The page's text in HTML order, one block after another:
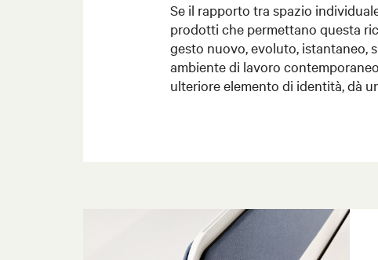
Se il rapporto tra spazio
prodotti che permettano questa
gesto nuovo, evoluto, istantaneo,
ambiente di lavoro
ulteriore elemento di identità, dà